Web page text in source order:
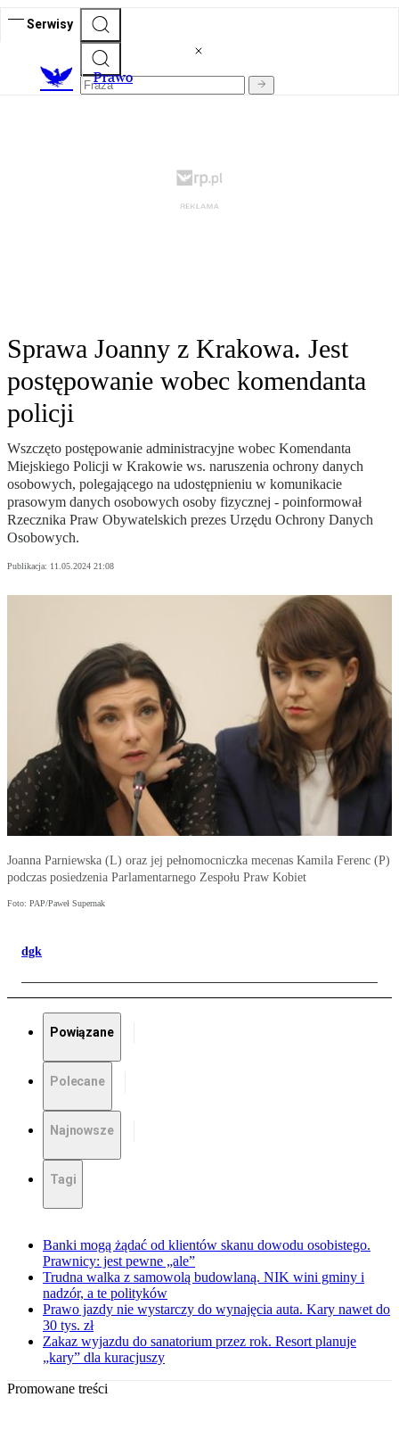
Serwisy
Prawo
Sprawa Joanny z Krakowa. Jest
postępowanie wobec komendanta
policji
Wszczęto postępowanie administracyjne wobec Komendanta
Miejskiego Policji w Krakowie ws. naruszenia ochrony danych
osobowych, polegającego na udostępnieniu w komunikacie
prasowym danych osobowych osoby fizycznej - poinformował
Rzecznika Praw Obywatelskich prezes Urzędu Ochrony Danych
Osobowych.
Publikacja: 11.05.2024 21:08
Joanna Parniewska (L) oraz jej pełnomocniczka mecenas Kamila Ferenc (P)
podczas posiedzenia Parlamentarnego Zespołu Praw Kobiet
Foto: PAP/Paweł Supernak
dgk
Powiązane
Polecane
Najnowsze
Tagi
Banki mogą żądać od klientów skanu dowodu osobistego.
Prawnicy: jest pewne „ale”
Trudna walka z samowolą budowlaną. NIK wini gminy i
nadzór, a te polityków
Prawo jazdy nie wystarczy do wynajęcia auta. Kary nawet do
30 tys. zł
Zakaz wyjazdu do sanatorium przez rok. Resort planuje
„kary” dla kuracjuszy
Promowane treści